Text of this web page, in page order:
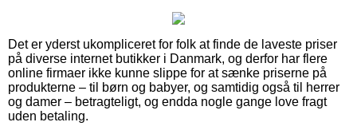
Det er yderst ukompliceret for folk at finde de laveste priser
på diverse internet butikker i Danmark, og derfor har flere
online firmaer ikke kunne slippe for at sænke priserne på
produkterne – til børn og babyer, og samtidig også til herrer
og damer – betragteligt, og endda nogle gange love fragt
uden betaling.